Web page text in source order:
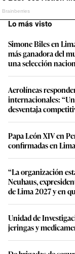
Lo más visto
Simone Biles en
más ganadora del
una selección
Aerolíneas
internacionales:
desventaja
Papa León XIV en
confirmadas en
“La organización
Neuhaus,
de Lima 2027 y en
Unidad de
jeringas y